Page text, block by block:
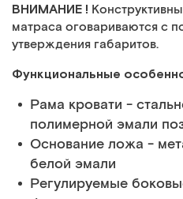
ВНИМАНИЕ !
матраса оговариваются с
утверждения габаритов.
Функциональные
Рама кровати -
полимерной эмали
Основание ложа -
белой эмали
Регулируемые